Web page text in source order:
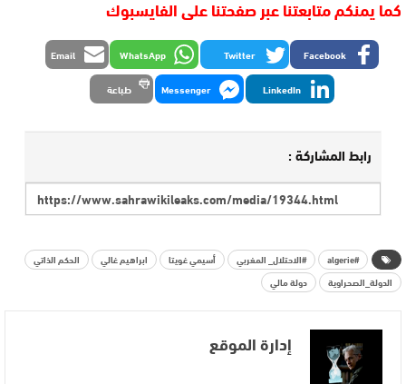
كما يمنكم متابعتنا عبر صفحتنا على الفايسبوك
Facebook
Twitter
WhatsApp
Email
LinkedIn
Messenger طباعة
رابط المشاركة :
#algerie #الاحتلال_ المغربي أسيمي غويتا ابراهيم غالي
الحكم الذاتي
الدولة_الصحراوية
دولة مالي
إدارة الموقع